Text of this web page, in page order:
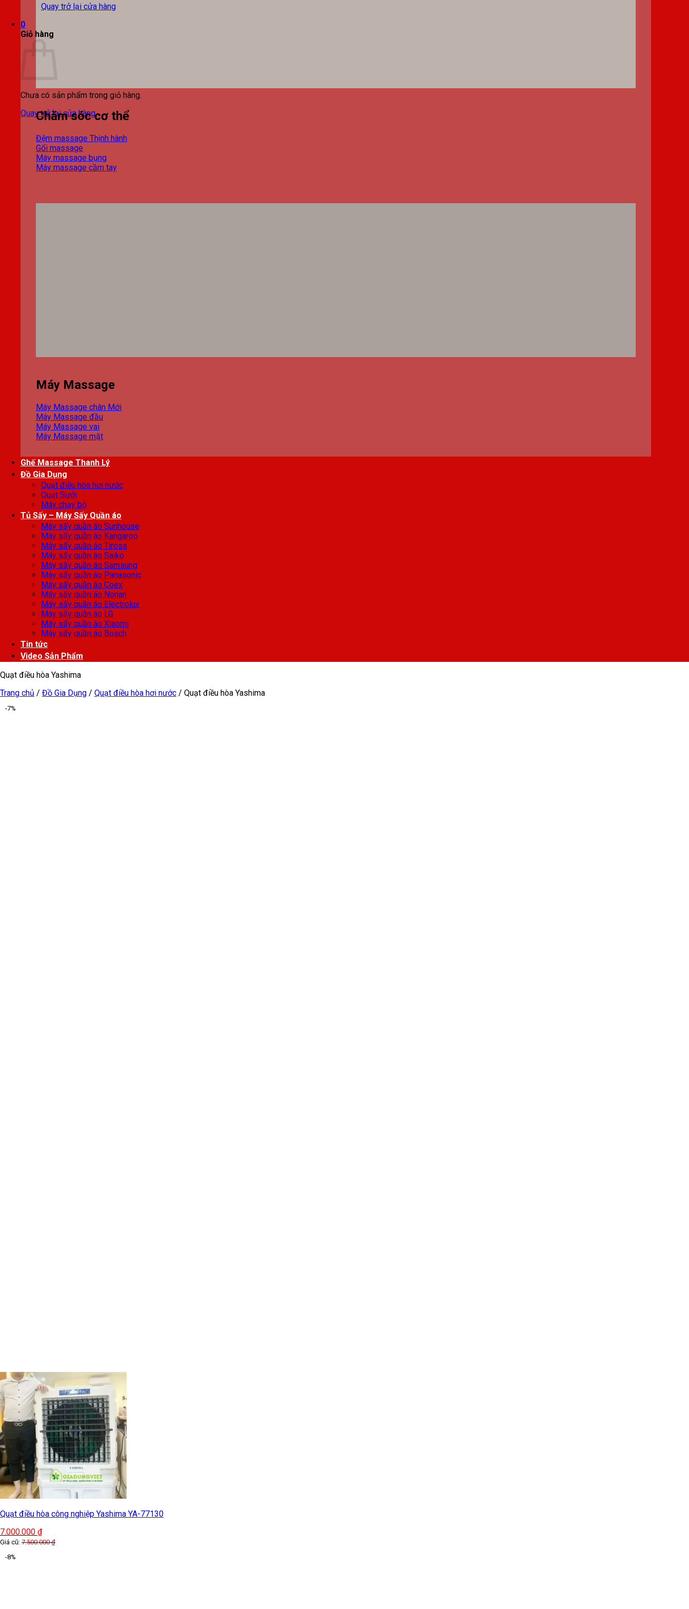
Quay trở lại cửa hàng
0
Giỏ hàng
Chưa có sản phẩm trong giỏ hàng.
Quay trở lại cửa hàng
Chăm sóc cơ thể
Đệm massage
Gối massage
Máy massage bụng
Máy massage cầm tay
Máy Massage
Máy Massage chân
Máy Massage đầu
Máy Massage vai
Máy Massage mặt
Ghế Massage Thanh Lý
Đồ Gia Dụng
Quạt điều hòa hơi nước
Quạt Sưởi
Máy chạy bộ
Tủ Sấy – Máy Sấy Quần áo
Máy sấy quần áo Sunhouse
Máy sấy quần áo Kangaroo
Máy sấy quần áo Tiross
Máy sấy quần áo Saiko
Máy sấy quần áo Samsung
Máy sấy quần áo Panasonic
Máy sấy quần áo Coex
Máy sấy quần áo Nonan
Máy sấy quần áo Electrolux
Máy sấy quần áo LG
Máy sấy quần áo Xiaomi
Máy sấy quần áo Bosch
Tin tức
Video Sản Phẩm
Quạt điều hòa Yashima
Trang chủ / Đồ Gia Dụng / Quạt điều hòa hơi nước / Quạt điều hòa Yashima
-7%
Quạt điều hòa công nghiệp Yashima YA-77130
7.000.000 ₫
Giá cũ: 7.500.000₫
-8%